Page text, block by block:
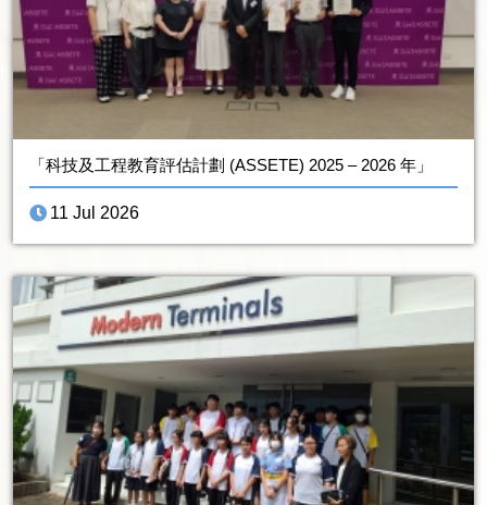
「科技及工程教育評估計劃 (ASSETE) 2025 – 2026 年」
11 Jul 2026